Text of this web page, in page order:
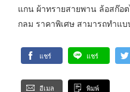
แกน ผ้าทรายสายพาน ล้อสก๊อ
กลม ราคาพิเศษ สามารถทำแ
แชร์ แชร์
อีเมล พิมพ์